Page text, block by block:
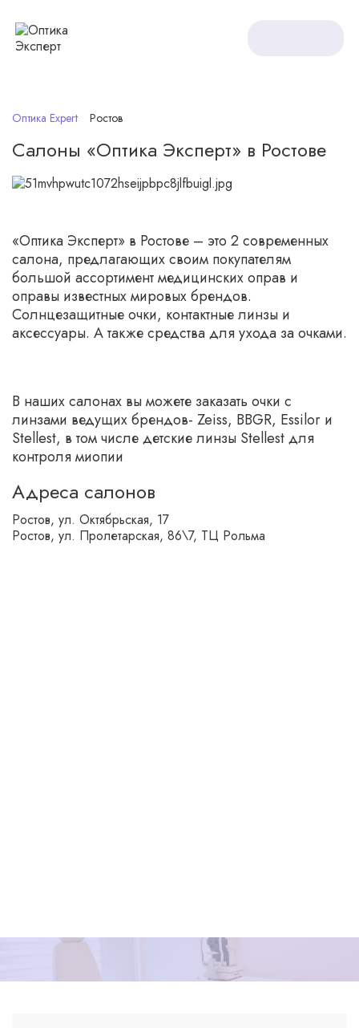
Оптика Expert Ростов
Салоны «‎Оптика Эксперт» в Ростове
«Оптика Эксперт» в Ростове – это 2 современных
салона, предлагающих своим покупателям
большой ассортимент медицинских оправ и
оправы известных мировых брендов.
Солнцезащитные очки, контактные линзы и
аксессуары. А также средства для ухода за очками.
В наших салонах вы можете заказать очки с
линзами ведущих брендов- Zeiss, BBGR, Essilor и
Stellest, в том числе детские линзы Stellest для
контроля миопии
Адреса салонов
Ростов, ул. Октябрьская, 17
Ростов, ул. Пролетарская, 86\7, ТЦ Рольма